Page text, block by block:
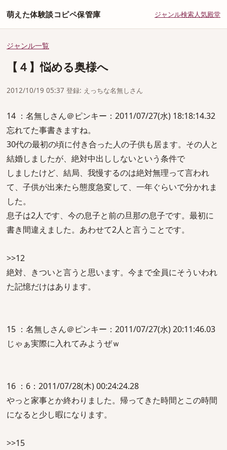
萌えた体験談コピペ保管庫 ジャンル検索人気殿堂
ジャンル一覧
【４】悩める奥様へ
2012/10/19 05:37 登録: えっちな名無しさん
14 ：名無しさん＠ピンキー：2011/07/27(水) 18:18:14.32
忘れてた事書きますね。
30代の最初の頃に付き合った人の子供も居ます。その人と
結婚しましたが、絶対中出ししないという条件で
しましたけど、結局、我慢するのは絶対無理って言われ
て、子供が出来たら態度急変して、一年ぐらいで分かれま
した。
息子は2人です、今の息子と前の旦那の息子です。最初に
書き間違えました。あわせて2人と言うことです。
>>12
絶対、きついと言うと思います。今まで全員にそういわれ
た記憶だけはあります。
15 ：名無しさん＠ピンキー：2011/07/27(水) 20:11:46.03
じゃぁ実際に入れてみようぜｗ
16 ：6：2011/07/28(木) 00:24:24.28
やっと家事とか終わりました。帰ってきた時間とこの時間
になると少し暇になります。
>>15